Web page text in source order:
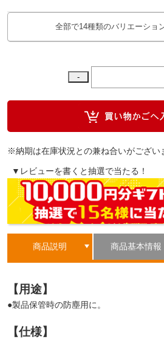
全部で14種類のバリエーショ
※納期は在庫状況との兼ね合いがござい
▼レビューを書くと抽選で当たる！
商品説明 商品基本情報
【用途】
●製品保管時の防塵用に。
【仕様】